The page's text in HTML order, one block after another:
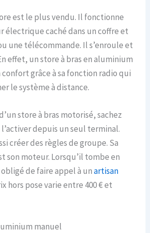
est le plus vendu. Il fonctionne
électrique caché dans un coffre et
une télécommande. Il s’enroule et
effet, un store à bras en aluminium
grâce à sa fonction radio qui
le système à distance.
store à bras motorisé, sachez
depuis un seul terminal.
créer des règles de groupe. Sa
son moteur. Lorsqu’il tombe en
de faire appel à unartisan
hors pose varie entre 400 € et
manuel